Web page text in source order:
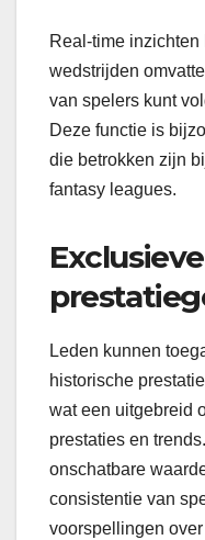
Real-time
wedstrijden
van spelers kunt
Deze functie is
die betrokken zijn
fantasy leagues.
Leden kunnen
historische
wat een uitgebreid
prestaties en
onschatbare
consistentie van
voorspellingen